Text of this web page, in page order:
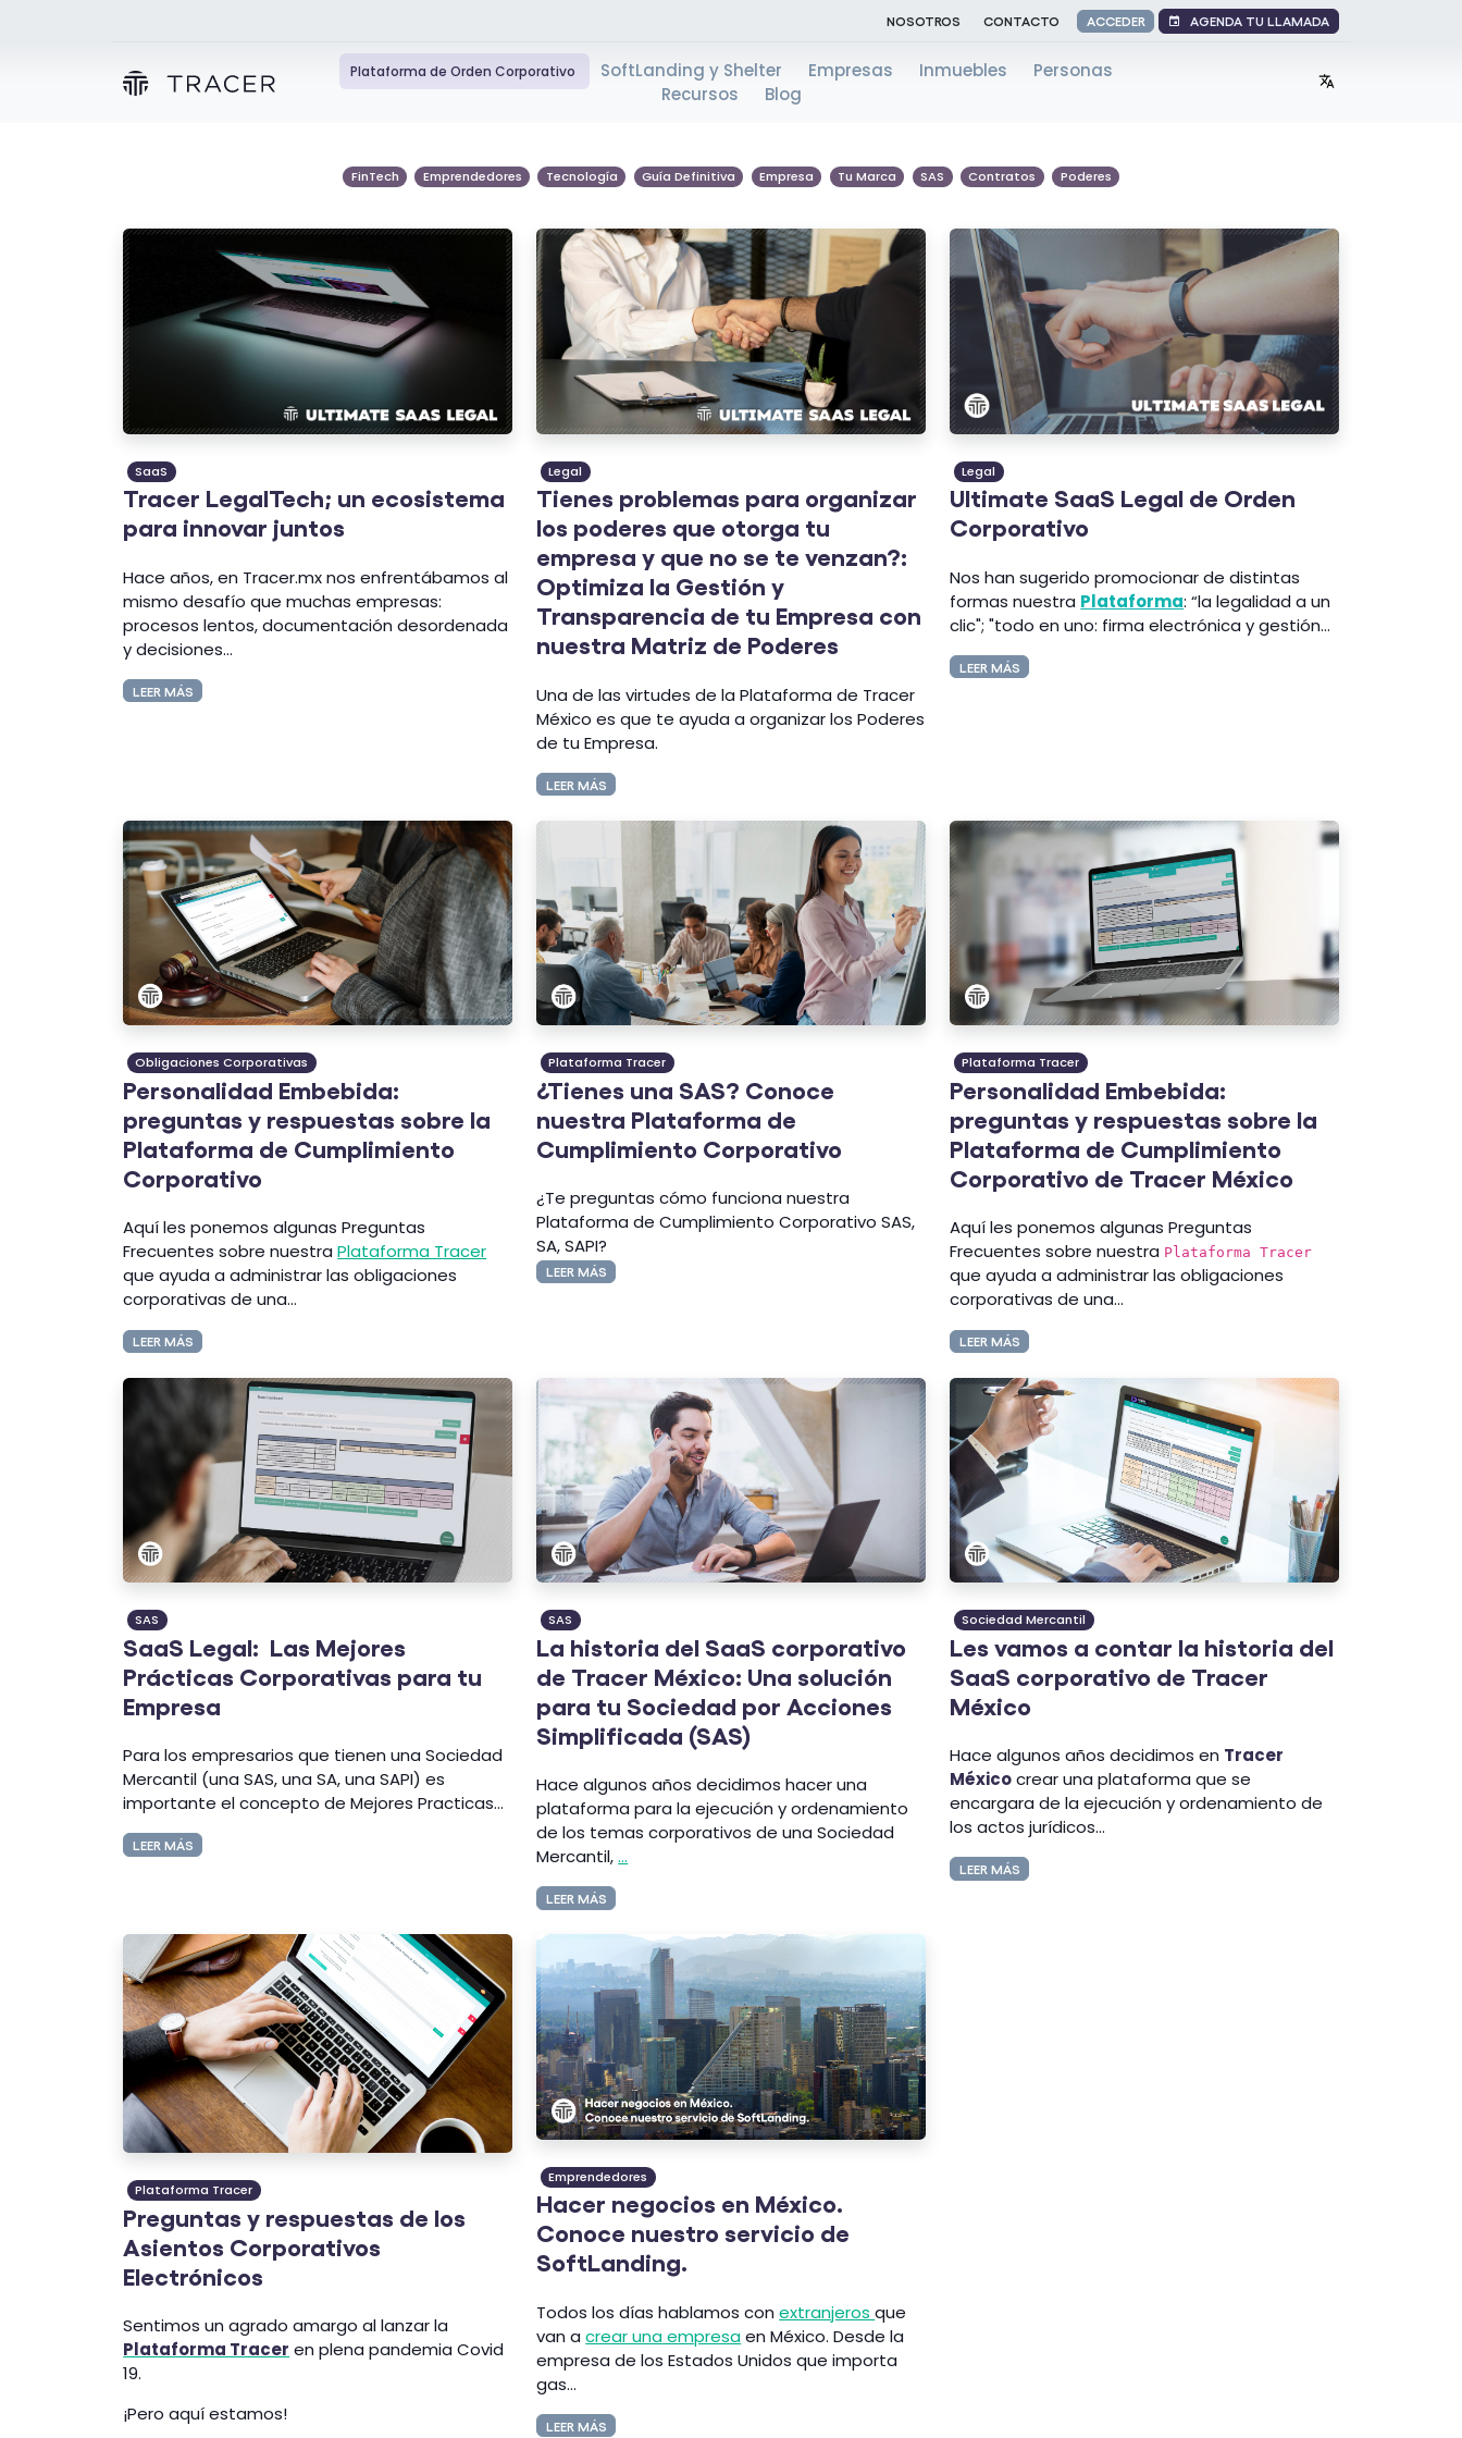
NOSOTROS CONTACTO ACCEDER AGENDA TU LLAMADA
Plataforma de Orden Corporativo SoftLanding y Shelter Empresas Inmuebles
Personas
Recursos
Blog
FinTech Emprendedores Tecnología Guía Definitiva Empresa Tu Marca SAS Contratos Poderes
SaaS
Tracer LegalTech; un ecosistema
para innovar juntos
Hace años, en Tracer.mx nos enfrentábamos al
mismo desafío que muchas empresas:
procesos lentos, documentación desordenada
y decisiones...
LEER MÁS
Legal
Tienes problemas para organizar
los poderes que otorga tu
empresa y que no se te venzan?:
Optimiza la Gestión y
Transparencia de tu Empresa con
nuestra Matriz de Poderes
Una de las virtudes de la Plataforma de Tracer
México es que te ayuda a organizar los Poderes
de tu Empresa.
LEER MÁS
Legal
Ultimate SaaS Legal de Orden
Corporativo
Nos han sugerido promocionar de distintas
formas nuestra Plataforma: “la legalidad a un
clic"; "todo en uno: firma electrónica y gestión...
LEER MÁS
Obligaciones Corporativas
Personalidad Embebida:
preguntas y respuestas sobre la
Plataforma de Cumplimiento
Corporativo
Aquí les ponemos algunas Preguntas
Frecuentes sobre nuestraPlataforma Tracer
que ayuda a administrar las obligaciones
corporativas de una...
LEER MÁS
Plataforma Tracer
¿Tienes una SAS? Conoce
nuestra Plataforma de
Cumplimiento Corporativo
¿Te preguntas cómo funciona nuestra
Plataforma de Cumplimiento Corporativo SAS,
SA, SAPI?
LEER MÁS
Plataforma Tracer
Personalidad Embebida:
preguntas y respuestas sobre la
Plataforma de Cumplimiento
Corporativo de Tracer México
Aquí les ponemos algunas Preguntas
Frecuentes sobre nuestra Plataforma Tracer
que ayuda a administrar las obligaciones
corporativas de una...
LEER MÁS
SAS
SaaS Legal: Las Mejores
Prácticas Corporativas para tu
Empresa
Para los empresarios que tienen una Sociedad
Mercantil (una SAS, una SA, una SAPI) es
importante el concepto de Mejores Practicas...
LEER MÁS
SAS
La historia del SaaS corporativo
de Tracer México: Una solución
para tu Sociedad por Acciones
Simplificada (SAS)
Hace algunos años decidimos hacer una
plataforma para la ejecución y ordenamiento
de los temas corporativos de una Sociedad
Mercantil,...
LEER MÁS
Sociedad Mercantil
Les vamos a contar la historia del
SaaS corporativo de Tracer
México
Hace algunos años decidimos en Tracer
Méxicocrear una plataforma que se
encargara de la ejecución y ordenamiento de
los actos jurídicos...
LEER MÁS
Plataforma Tracer
Preguntas y respuestas de los
Asientos Corporativos
Electrónicos
Sentimos un agrado amargo al lanzar la
Plataforma Tracer en plena pandemia Covid
19.
¡Pero aquí estamos!
Emprendedores
Hacer negocios en México.
Conoce nuestro servicio de
SoftLanding.
Todos los días hablamos conextranjerosque
van acrear una empresaen México. Desde la
empresa de los Estados Unidos que importa
gas...
LEER MÁS